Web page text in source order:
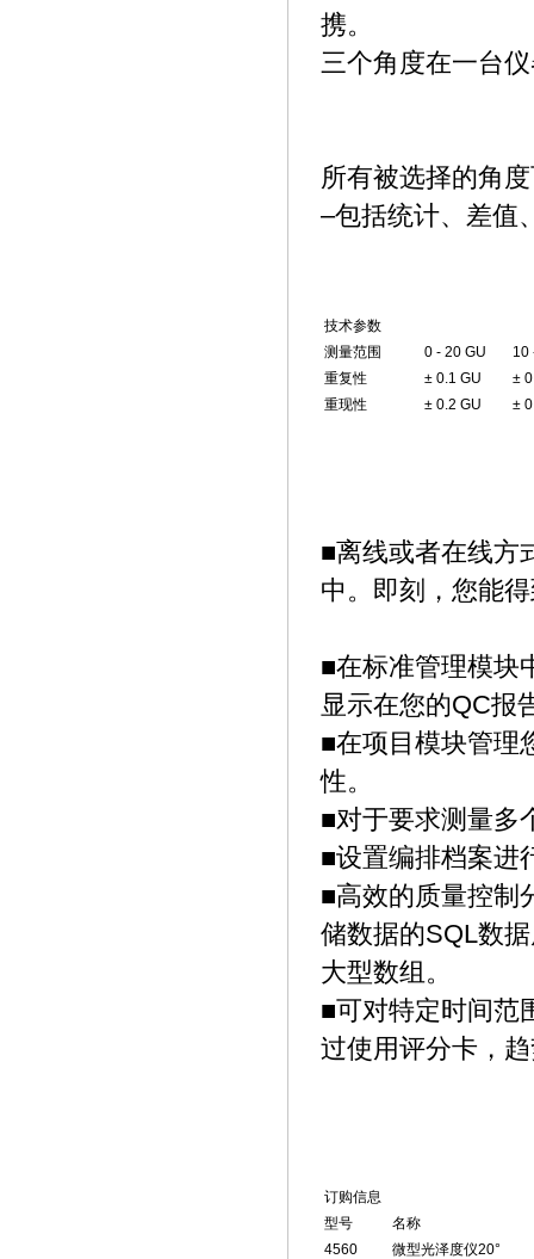
携。
三个角度在一台
所有被选择的角
–包括统计、差值
技术参数
测量范围
0 - 20 GU
10
重复性
± 0.1 GU
±
重现性
± 0.2 GU ±
■离线或者在线方
中。即刻，您能
■在标准管理模块
显示在您的QC报
■在项目模块管理
性。
■对于要求测量多
■设置编排档案进
■高效的质量控制
储数据的SQL数
大型数组。
■可对特定时间范
过使用评分卡，
订购信息
型号
名称
4560
微型光泽度仪20°